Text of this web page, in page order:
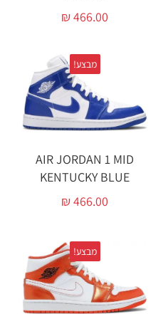
₪466.00
מבצע!
AIR JORDAN 1 MID
KENTUCKY BLUE
₪466.00
מבצע!